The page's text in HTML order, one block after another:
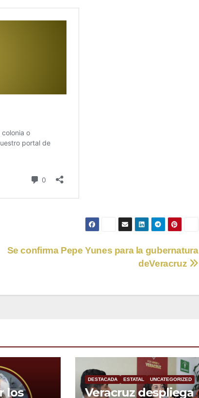
Se confirma Pepe Yunes para la gubernatura
deVeracruz
los
DESTACADA ESTATAL UNCATEGORIZED
Veracruz despliega